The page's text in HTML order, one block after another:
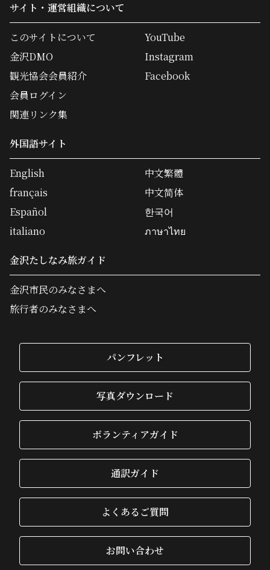
サイト・運営組織について
このサイトについて
金沢DMO
観光協会会員紹介
会員ログイン
関連リンク集
YouTube
Instagram
Facebook
外国語サイト
English
français
Español
italiano
中文繁體
中文简体
한국어
ภาษาไทย
金沢たしなみ旅ガイド
金沢市民のみなさまへ
旅行者のみなさまへ
パンフレット
写真ダウンロード
ボランティアガイド
通訳ガイド
よくあるご質問
お問い合わせ